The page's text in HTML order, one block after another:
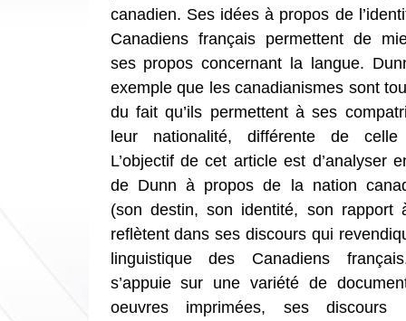
canadien. Ses idées à propos de
Canadiens français permettent de
ses propos concernant la langue.
exemple que les canadianismes sont
du fait qu’ils permettent à ses
leur nationalité, différente de
L’objectif de cet article est d’analyser
de Dunn à propos de la nation
(son destin, son identité, son rapport
reflètent dans ses discours qui
linguistique des Canadiens
s’appuie sur une variété de
oeuvres imprimées, ses